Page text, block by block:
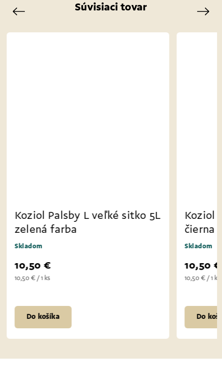
Súvisiaci tovar
Previous
Koziol Palsby L veľké sitko 5L
čierna farba
Skladom
10,50 €
10,50 € / 1 ks
Do košíka
Koziol
čierna
10,50
Do
Next